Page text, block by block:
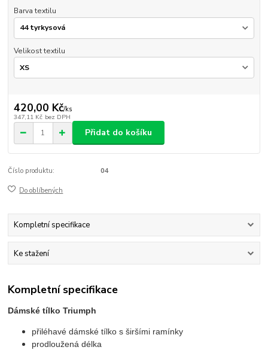
Barva textilu
Velikost textilu
420,00 Kč/ks
347,11 Kč bez DPH
Přidat do košíku
Číslo produktu: 04
Do oblíbených
Kompletní specifikace
Ke stažení
Kompletní specifikace
Dámské tílko Triumph
přiléhavé dámské tílko s širšími ramínky
prodloužená délka